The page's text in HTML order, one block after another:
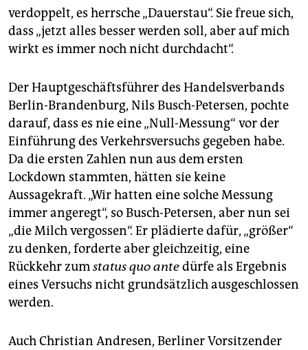
verdoppelt, es herrsche „Dauerstau“. Sie freue sich,
dass „jetzt alles besser werden soll, aber auf mich
wirkt es immer noch nicht durchdacht“.
Der Hauptgeschäftsführer des Handelsverbands
Berlin-Brandenburg, Nils Busch-Petersen, pochte
darauf, dass es nie eine „Null-Messung“ vor der
Einführung des Verkehrsversuchs gegeben habe.
Da die ersten Zahlen nun aus dem ersten
Lockdown stammten, hätten sie keine
Aussagekraft. „Wir hatten eine solche Messung
immer angeregt“, so Busch-Petersen, aber nun sei
„die Milch vergossen“. Er plädierte dafür, „größer“
zu denken, forderte aber gleichzeitig, eine
Rückkehr zumstatus quo antedürfe als Ergebnis
eines Versuchs nicht grundsätzlich ausgeschlossen
werden.
Auch Christian Andresen, Berliner Vorsitzender